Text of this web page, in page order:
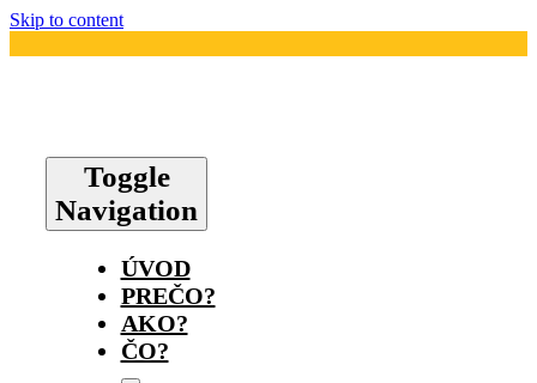
Skip to content
Toggle
Navigation
ÚVOD
PREČO?
AKO?
ČO?